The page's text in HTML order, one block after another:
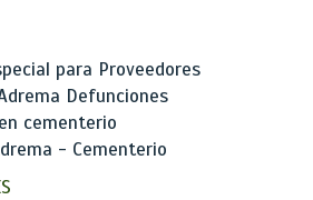
para Proveedores
Defunciones
cementerio
- Cementerio